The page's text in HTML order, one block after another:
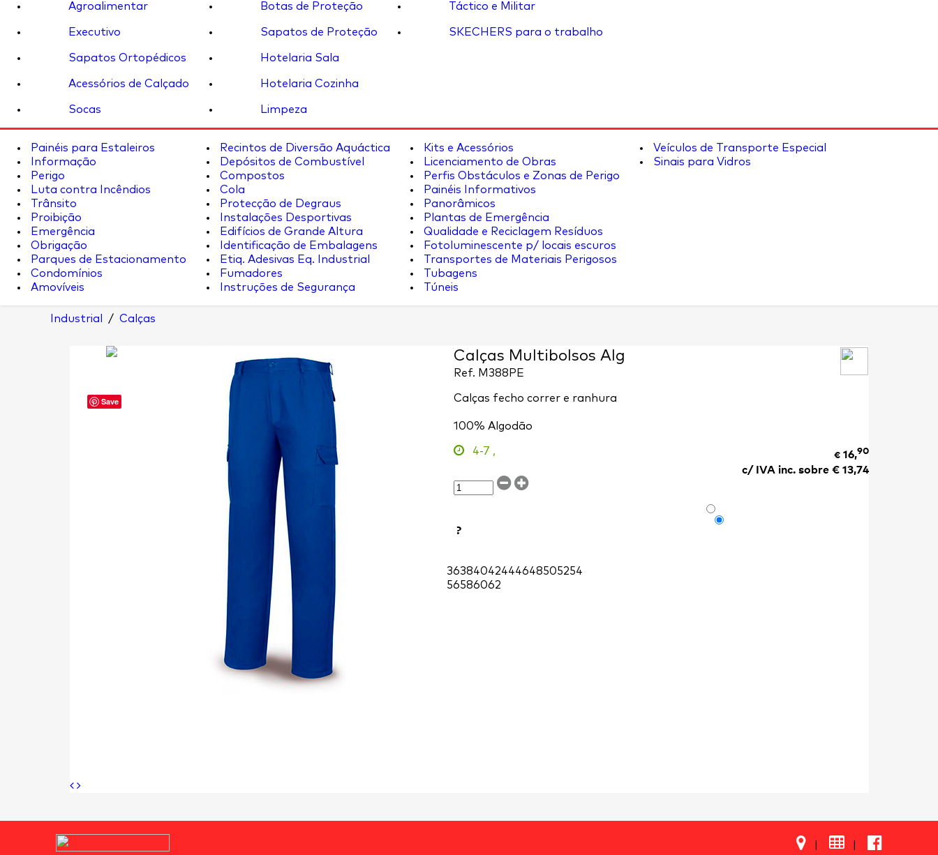
Agroalimentar
Executivo
Sapatos Ortopédicos
Acessórios de Calçado
Socas
Botas de Proteção
Sapatos de Proteção
Hotelaria Sala
Hotelaria Cozinha
Limpeza
Táctico e Militar
SKECHERS para o trabalho
Painéis para Estaleiros
Informação
Perigo
Luta contra Incêndios
Trânsito
Proibição
Emergência
Obrigação
Parques de Estacionamento
Condomínios
Amovíveis
Recintos de Diversão Aquáctica
Depósitos de Combustível
Compostos
Cola
Protecção de Degraus
Instalações Desportivas
Edifícios de Grande Altura
Identificação de Embalagens
Etiq. Adesivas Eq. Industrial
Fumadores
Instruções de Segurança
Kits e Acessórios
Licenciamento de Obras
Perfis Obstáculos e Zonas de Perigo
Painéis Informativos
Panorâmicos
Plantas de Emergência
Qualidade e Reciclagem Resíduos
Fotoluminescente p/ locais escuros
Transportes de Materiais Perigosos
Tubagens
Túneis
Veículos de Transporte Especial
Sinais para Vidros
Industrial / Calças
Save
Calças Multibolsos Alg
Ref. M388PE
Calças fecho correr e ranhura
100% Algodão
4-7 , €16,90
c/ IVA inc. sobre €13,74
?
36384042444648505254
56586062
